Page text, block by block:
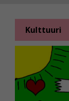
Kulttuuri